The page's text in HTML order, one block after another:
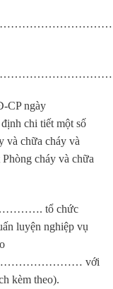
CP ngày
chi tiết một số
và chữa cháy và
cháy và chữa
tổ chức
luyện nghiệp vụ
với
kèm theo).